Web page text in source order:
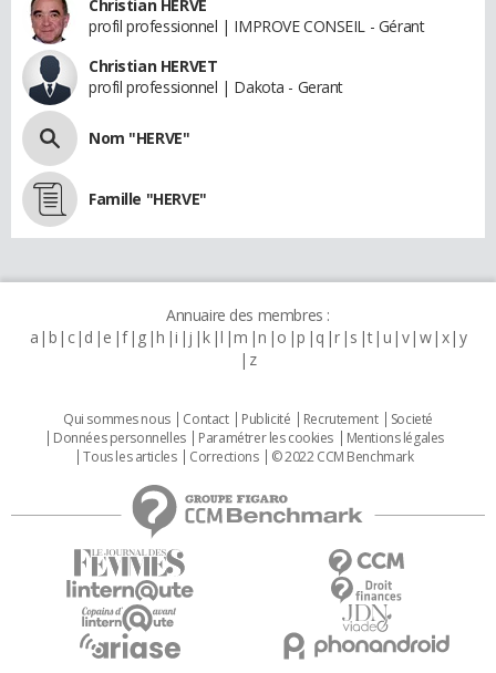
Christian HERVE
profil professionnel | IMPROVE CONSEIL - Gérant
Christian HERVET
profil professionnel | Dakota - Gerant
Nom "HERVE"
Famille "HERVE"
Annuaire des membres :
a b c d e f g h i j k l m n o p q r s t u v w x y
z
Qui sommes nous Contact Publicité Recrutement
Societé
Données personnelles
Paramétrer les cookies
Mentions légales
Tous les articles
Corrections © 2022 CCM Benchmark